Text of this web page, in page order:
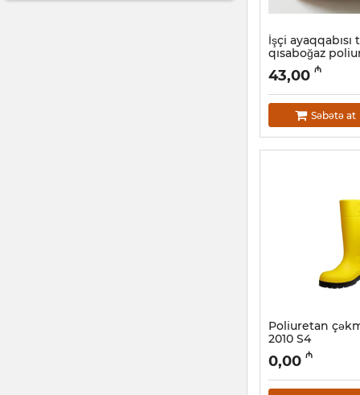
İşçi ayaqqabısı
qısaboğaz
Artikul: 034001006
43,00 ₼
Səbətə at
Poliuretan
2010 S4
Artikul: 034001002
0,00 ₼